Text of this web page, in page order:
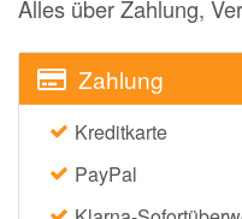
Alles über Zahlung,
Zahlung
Kreditkarte
PayPal